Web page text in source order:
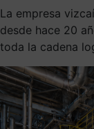
La empresa
desde hace 20
toda la cadena